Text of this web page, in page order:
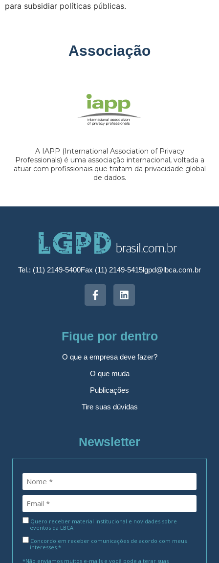
para subsidiar políticas públicas.
Associação
A IAPP (International Association of Privacy
Professionals) é uma associação internacional, voltada a
atuar com profissionais que tratam da privacidade global
de dados.
Tel.: (11) 2149-5400Fax (11) 2149-5415lgpd@lbca.com.br
Fique por dentro
O que a empresa deve fazer?
O que muda
Publicações
Tire suas dúvidas
Newsletter
Quero receber material institucional e novidades sobre
eventos da LBCA
Concordo em receber comunicações de acordo com meus
interesses.*
*Não enviamos muitos e-mails e você pode alterar suas